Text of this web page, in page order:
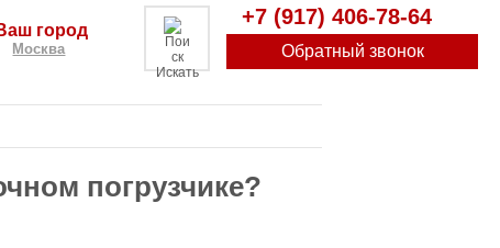
город
Москва
Искать
+7 (917) 406-78-64
Обратный звонок
погрузчике?